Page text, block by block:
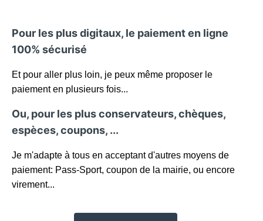
Pour les plus digitaux, le paiement en ligne
100% sécurisé
Et pour aller plus loin, je peux même proposer le
paiement en plusieurs fois...
Ou, pour les plus conservateurs, chèques,
espèces, coupons, ...
Je m'adapte à tous en acceptant d'autres moyens de
paiement: Pass-Sport, coupon de la mairie, ou encore
virement...